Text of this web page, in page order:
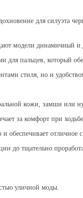
для силуэта
модели динамичный и
пальцев, который
стиля, но и
кожи, замши или
за комфорт при
обеспечивает отличное
до тщательно
уличной моды.